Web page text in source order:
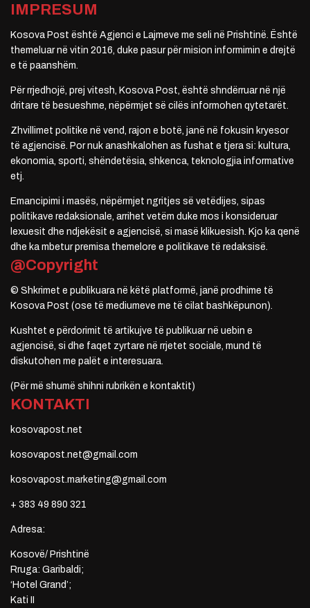
IMPRESUM
Kosova Post është Agjenci e Lajmeve me seli në Prishtinë. Është
themeluar në vitin 2016, duke pasur për mision informimin e drejtë
e të paanshëm.
Për rrjedhojë, prej vitesh, Kosova Post, është shndërruar në një
dritare të besueshme, nëpërmjet së cilës informohen qytetarët.
Zhvillimet politike në vend, rajon e botë, janë në fokusin kryesor
të agjencisë. Por nuk anashkalohen as fushat e tjera si: kultura,
ekonomia, sporti, shëndetësia, shkenca, teknologjia informative
etj.
Emancipimi i masës, nëpërmjet ngritjes së vetëdijes, sipas
politikave redaksionale, arrihet vetëm duke mos i konsideruar
lexuesit dhe ndjekësit e agjencisë, si masë klikuesish. Kjo ka qenë
dhe ka mbetur premisa themelore e politikave të redaksisë.
@Copyright
© Shkrimet e publikuara në këtë platformë, janë prodhime të
Kosova Post (ose të mediumeve me të cilat bashkëpunon).
Kushtet e përdorimit të artikujve të publikuar në uebin e
agjencisë, si dhe faqet zyrtare në rrjetet sociale, mund të
diskutohen me palët e interesuara.
(Për më shumë shihni rubrikën e kontaktit)
KONTAKTI
kosovapost.net
kosovapost.net@gmail.com
kosovapost.marketing@gmail.com
+ 383 49 890 321
Adresa:
Kosovë/ Prishtinë
Rruga: Garibaldi;
‘Hotel Grand’;
Kati II